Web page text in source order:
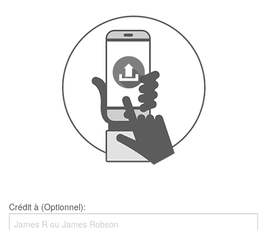
Crédit à (Optionnel):